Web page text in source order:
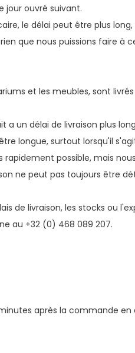
jour ouvré suivant.
le délai peut être plus
que nous puissions faire à
et les meubles, sont
a un délai de livraison plus
longue, surtout lorsqu'il
possible, mais
ne peut pas toujours être
de livraison, les stocks ou
au +32 (0) 468 089 207.
après la commande en